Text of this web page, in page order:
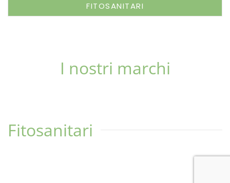
FITOSANITARI
I nostri marchi
Fitosanitari